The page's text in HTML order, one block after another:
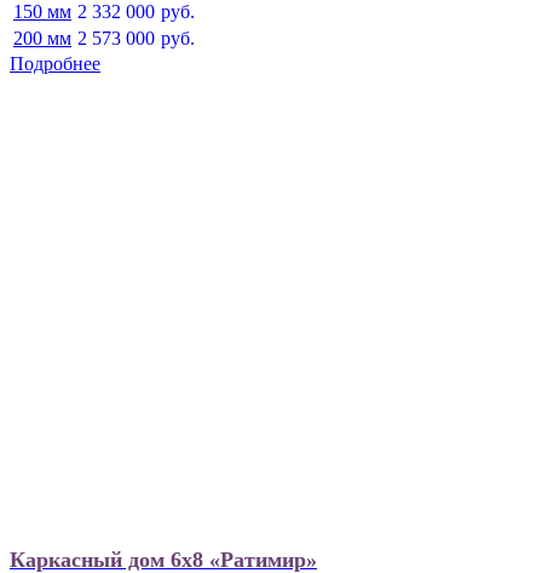
150 мм 2 332 000 руб.
200 мм 2 573 000 руб.
Подробнее
Каркасный дом 6х8 «Ратимир»